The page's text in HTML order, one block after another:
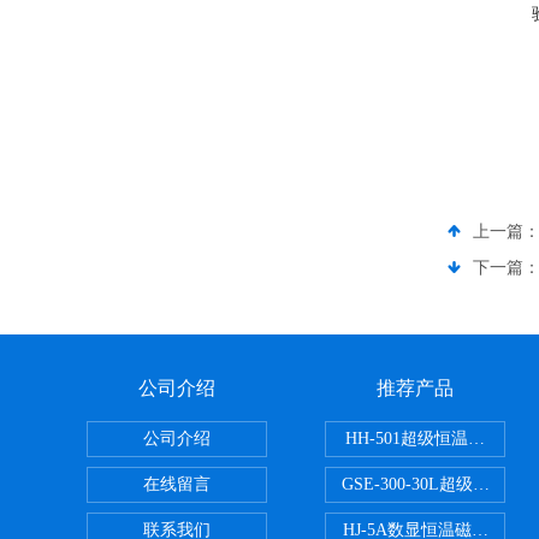
上一篇：
下一篇：
公司介绍
公司介绍
在线留言
联系我们
推荐产品
HH-501超级恒温水浴
GSE-300-30L超级循环恒温
HJ-5A数显恒温磁力搅拌器